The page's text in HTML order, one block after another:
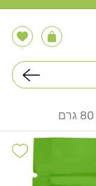
דלג
לתוכן
עֲגָלָההרשימה
שלי